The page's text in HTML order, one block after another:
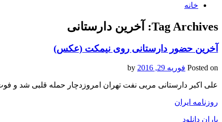
خانه
Tag Archives: آخرین دارستانی
آخرین حضور دارستانی روی نیمکت (عکس)
Posted on فوریه 29, 2016
علی اکبر دارستانی مربی نفت تهران امروزدچار حمله قلبی شد و
روزنامه ایران
باران دانلود